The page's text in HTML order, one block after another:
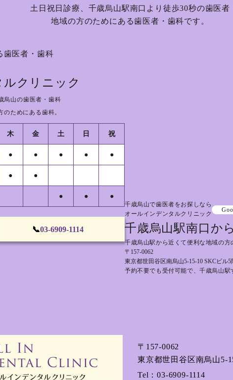
土日祝日診療、 千歳烏山駅南口より徒歩30秒の歯医者
地域の方のためにある歯医者・歯科です。
歯医者・歯科
クリニック
烏山の歯医者・歯科
ためにある歯科。
木 金 土 日 祝
● ● ● ● ●
● ●
● ● ●
📞03-6909-1114
千歳烏山で歯医者をお探しなら
オールインデンタルクリニック
千歳烏山駅南口か
千歳烏山駅から近くて便利な地域の方
〒157-0062
東京都世田谷区南烏山5-15-10 SKCビル5
予約不要でも受付可能で、千歳烏山駅
〒157-0062
東京都世田谷区南烏山5-
Tel：03-6909-1114